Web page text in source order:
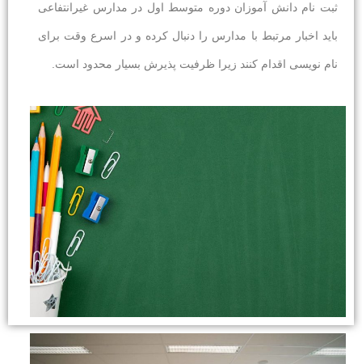
ثبت نام دانش آموزان دوره متوسط اول در مدارس غیرانتفاعی
باید اخبار مرتبط با مدارس را دنبال کرده و در اسرع وقت برای
نام نویسی اقدام کنند زیرا ظرفیت پذیرش بسیار محدود است.